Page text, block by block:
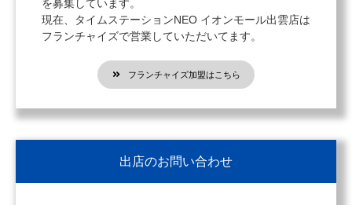
を募集しています。
現在、タイムステーションNEO イオンモール出雲店は
フランチャイズで営業していただいてます。
フランチャイズ加盟はこちら
出店のお問い合わせ